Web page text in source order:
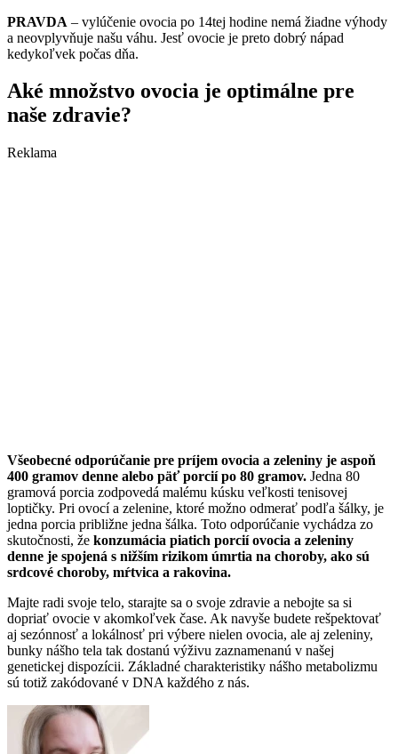
PRAVDA – vylúčenie ovocia po 14tej hodine nemá žiadne výhody
a neovplyvňuje našu váhu. Jesť ovocie je preto dobrý nápad
kedykoľvek počas dňa.
Aké množstvo ovocia je optimálne pre
naše zdravie?
Reklama
Všeobecné odporúčanie pre príjem ovocia a zeleniny je aspoň
400 gramov denne alebo päť porcií po 80 gramov. Jedna 80
gramová porcia zodpovedá malému kúsku veľkosti tenisovej
loptičky. Pri ovocí a zelenine, ktoré možno odmerať podľa šálky, je
jedna porcia približne jedna šálka. Toto odporúčanie vychádza zo
skutočnosti, že konzumácia piatich porcií ovocia a zeleniny
denne je spojená s nižším rizikom úmrtia na choroby, ako sú
srdcové choroby, mŕtvica a rakovina.
Majte radi svoje telo, starajte sa o svoje zdravie a nebojte sa si
dopriať ovocie v akomkoľvek čase. Ak navyše budete rešpektovať
aj sezónnosť a lokálnosť pri výbere nielen ovocia, ale aj zeleniny,
bunky nášho tela tak dostanú výživu zaznamenanú v našej
genetickej dispozícii. Základné charakteristiky nášho metabolizmu
sú totiž zakódované v DNA každého z nás.